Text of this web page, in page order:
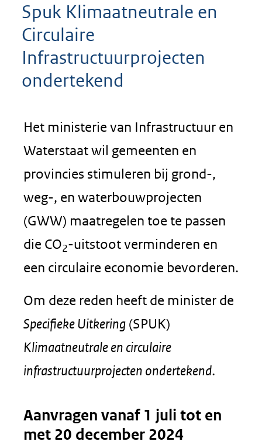
Spuk Klimaatneutrale en
Circulaire
Infrastructuurprojecten
ondertekend
Het ministerie van Infrastructuur en
Waterstaat wil gemeenten en
provincies stimuleren bij grond-,
weg-, en waterbouwprojecten
(GWW) maatregelen toe te passen
die CO2-uitstoot verminderen en
een circulaire economie bevorderen.
Om deze reden heeft de minister de
Specifieke Uitkering (SPUK)
Klimaatneutrale en circulaire
infrastructuurprojecten ondertekend.
Aanvragen vanaf 1 juli tot en
met 20 december 2024